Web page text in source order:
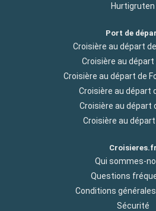
Hurtigruten
Port de
Croisière au départ
Croisière au départ
Croisière au départ de
Croisière au départ
Croisière au départ
Croisière au
Croisieres.fr
Qui sommes-
Questions
Conditions
Sécurité